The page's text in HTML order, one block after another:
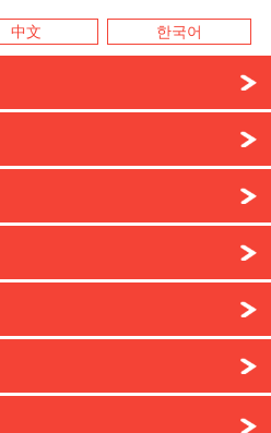
中文 한국어